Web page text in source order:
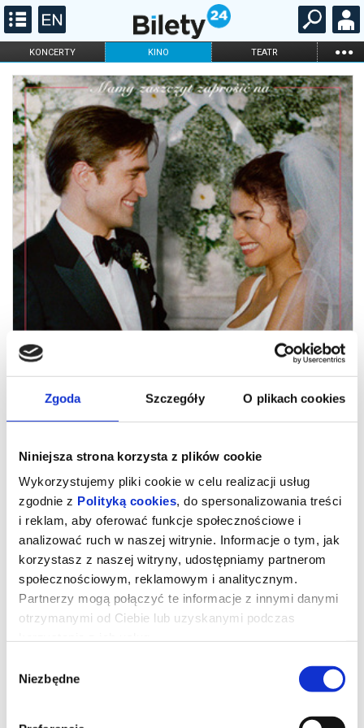
Zgoda Szczegóły O plikach cookies
Niniejsza strona korzysta z plików cookie
Wykorzystujemy pliki cookie w celu realizacji usług
zgodnie z Polityką cookies, do spersonalizowania treści
i reklam, aby oferować funkcje społecznościowe i
analizować ruch w naszej witrynie. Informacje o tym, jak
korzystasz z naszej witryny, udostępniamy partnerom
społecznościowym, reklamowym i analitycznym.
Partnerzy mogą połączyć te informacje z innymi danymi
otrzymanymi od Ciebie lub uzyskanymi podczas
zgody
Niezbędne
KONCERTY KINO TEATR ...
FILHARMONIA OPERA I BALET
STAND-UP
DLA DZIECI
ONLINE KARNETY
Drama
ślubem na jaw wychodzą skrywane tajemnice.
Piękni, zamożni i zakochani. Ich zbliżający się ślub będzie jedynie
dojdzie. Na kilka dni przed ceremonią, na jaw wychodzi szokująca